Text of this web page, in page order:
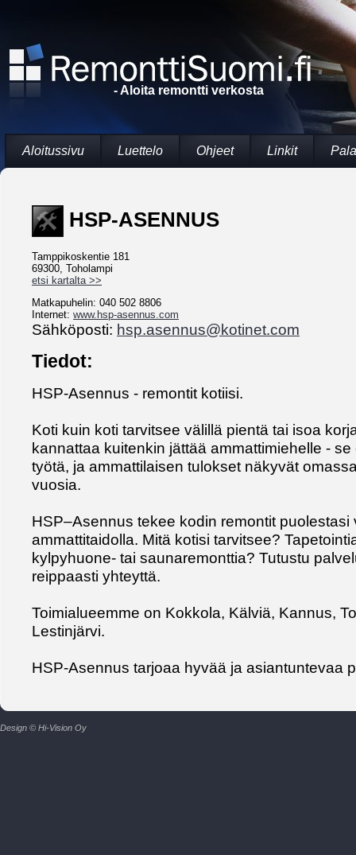
- Aloita remontti verkosta
Aloitussivu Luettelo Ohjeet Linkit
HSP-ASENNUS
Tamppikoskentie 181
69300, Toholampi
etsi kartalta >>
Matkapuhelin: 040 502 8806
Internet: www.hsp-asennus.com
Sähköposti: hsp.asennus@kotinet.com
Tiedot:
HSP-Asennus - remontit kotiisi.
Koti kuin koti tarvitsee välillä pientä tai isoa
kannattaa kuitenkin jättää ammattimiehelle -
työtä, ja ammattilaisen tulokset näkyvät
vuosia.
HSP–Asennus tekee kodin remontit puolestasi
ammattitaidolla. Mitä kotisi tarvitsee?
kylpyhuone- tai saunaremonttia? Tutustu
reippaasti yhteyttä.
Toimialueemme on Kokkola, Kälviä, Kannus,
Lestinjärvi.
HSP-Asennus tarjoaa hyvää ja asiantuntevaa
Design © Hi-Vision Oy